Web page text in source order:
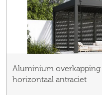
Aluminium overkapping
horizontaal antraciet